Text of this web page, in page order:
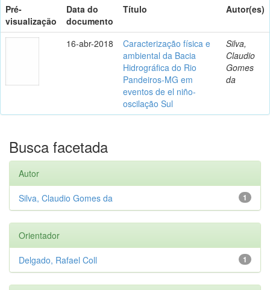
Pré-
visualização
Data do
documento
Título Autor(es)
16-abr-2018
Caracterização física e
ambiental da Bacia
Hidrográfica do Rio
Pandeiros-MG em
eventos de el niño-
oscilação Sul
Silva,
Claudio
Gomes
da
Busca facetada
Autor
1
Silva, Claudio Gomes da
Orientador
1
Delgado, Rafael Coll